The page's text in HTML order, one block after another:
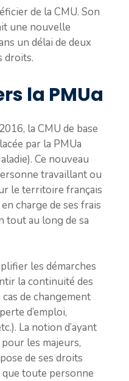
de la CMU. Son
une nouvelle
un délai de deux
droits.
la PMUa
la CMU de base
par la PMUa
Ce nouveau
travaillant ou
le territoire français
charge de ses frais
tout au long de sa
les démarches
la continuité des
de changement
d’emploi,
La notion d’ayant
les majeurs,
de ses droits
que toute personne